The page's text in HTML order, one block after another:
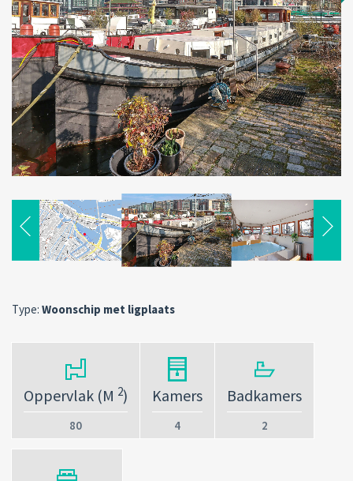
Type: Woonschip met ligplaats
Oppervlak (M 2)
80
Kamers
4
Badkamers
2